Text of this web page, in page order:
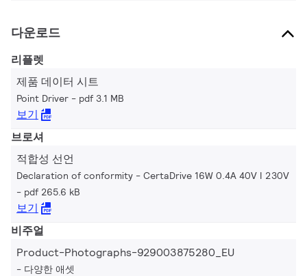
다운로드
리플렛
제품 데이터 시트
Point Driver pdf 3.1 MB
보기
브로셔
적합성 선언
Declaration of conformity - CertaDrive 16W 0.4A 40V I 230V
pdf 265.6 kB
보기
비주얼
Product-Photographs-929003875280_EU
다양한 애셋